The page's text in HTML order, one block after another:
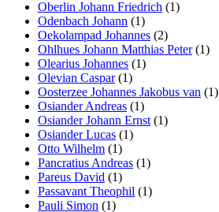
Oberlin Johann Friedrich (1)
Odenbach Johann (1)
Oekolampad Johannes (2)
Ohlhues Johann Matthias Peter(1)
Olearius Johannes (1)
Olevian Caspar(1)
Oosterzee Johannes Jakobus van (1)
Osiander Andreas (1)
Osiander Johann Ernst (1)
Osiander Lucas (1)
Otto Wilhelm (1)
Pancratius Andreas (1)
Pareus David (1)
Passavant Theophil (1)
Pauli Simon (1)